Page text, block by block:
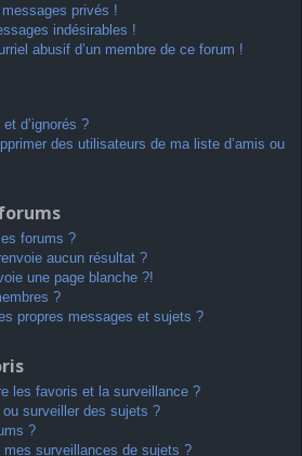
privés !
indésirables !
abusif d’un membre de ce forum !
d’ignorés ?
des utilisateurs de ma liste d’amis ou
forums ?
aucun résultat ?
une page blanche ?!
?
propres messages et sujets ?
les favoris et la surveillance ?
surveiller des sujets ?
?
surveillances de sujets ?